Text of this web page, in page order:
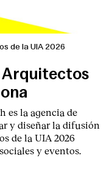
de la UIA 2026
Arquitectos
es la agencia de
y diseñar la difusión
de la UIA 2026
y eventos.